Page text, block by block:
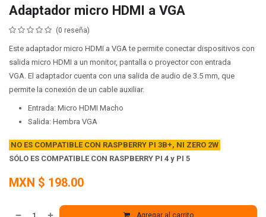
Adaptador micro HDMI a VGA
(0 reseña)
Este adaptador micro HDMI a VGA te permite conectar dispositivos con
salida micro HDMI a un monitor, pantalla o proyector con entrada
VGA. El adaptador cuenta con una salida de audio de 3.5 mm, que
permite la conexión de un cable auxiliar.
Entrada: Micro HDMI Macho
Salida: Hembra VGA
NO ES COMPATIBLE CON RASPBERRY PI 3B+, NI ZERO 2W
SÓLO ES COMPATIBLE CON RASPBERRY PI 4 y PI 5
MXN $ 198.00
Agregar al carrito